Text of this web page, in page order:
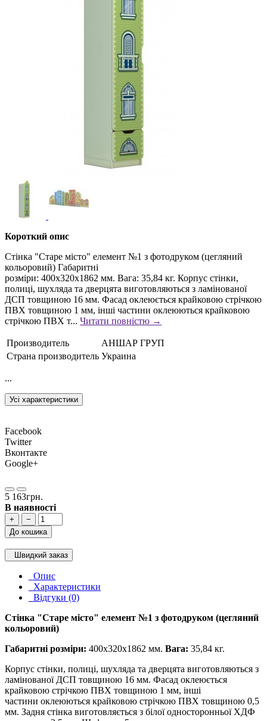
Короткий опис
Стінка "Старе місто" елемент №1 з фотодруком (цегляний
кольоровий) Габаритні
розміри: 400х320х1862 мм. Вага: 35,84 кг. Корпус стінки,
полиці, шухляда та дверцята виготовляються з ламінованої
ДСП товщиною 16 мм. Фасад оклеюється крайковою стрічкою
ПВХ товщиною 1 мм, інші частини оклеюються крайковою
стрічкою ПВХ т... Читати повністю →
Производитель
АНШАР ГРУП
Страна производитель Украина
...
Усі характеристики
Facebook
Twitter
Вконтакте
Google+
5 163грн.
В наявності
+
−
До кошика
Швидкий заказ
Опис
Характеристики
Відгуки (0)
Стінка "Старе місто" елемент №1 з фотодруком (цегляний
кольоровий)
Габаритні розміри: 400х320х1862 мм. Вага: 35,84 кг.
Корпус стінки, полиці, шухляда та дверцята виготовляються з
ламінованої ДСП товщиною 16 мм. Фасад оклеюється
крайковою стрічкою ПВХ товщиною 1 мм, інші
частини оклеюються крайковою стрічкою ПВХ товщиною 0,5
мм. Задня стінка виготовляється з білої односторонньої ХДФ